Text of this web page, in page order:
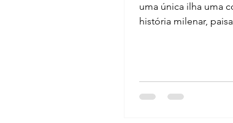
uma única ilha uma
história milenar,
início da civilização
diferentes estilos e